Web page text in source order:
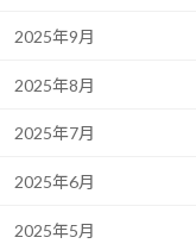
2025年9月
2025年8月
2025年7月
2025年6月
2025年5月